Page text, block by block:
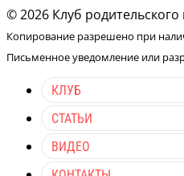
© 2026 Клуб родительского
Копирование разрешено при
Письменное уведомление или
КЛУБ
СТАТЬИ
ВИДЕО